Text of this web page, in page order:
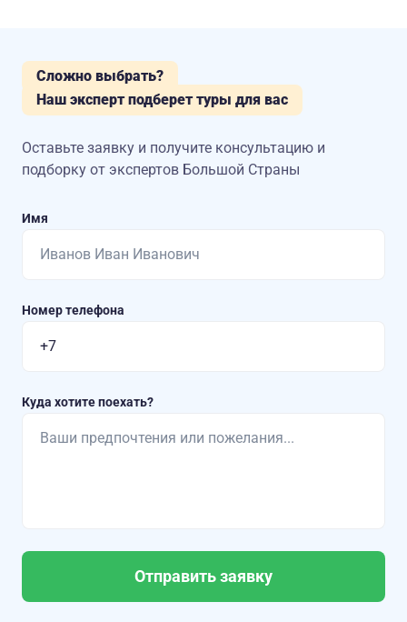
Сложно выбрать?
Наш эксперт подберет туры для вас
Оставьте заявку и получите консультацию и
подборку от экспертов Большой Страны
Имя
Номер телефона
Куда хотите поехать?
Отправить заявку